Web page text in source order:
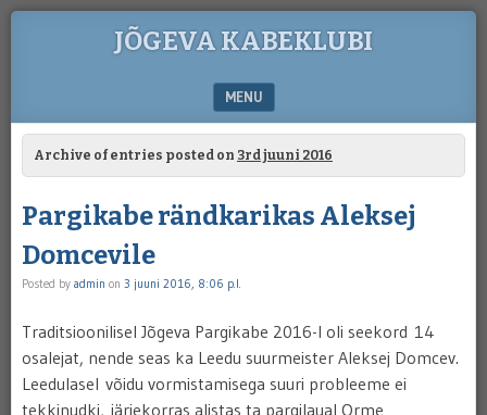
JÕGEVA KABEKLUBI
MENU
SKIP TO CONTENT
Archive of entries posted on 3rd juuni 2016
Pargikabe rändkarikas Aleksej
Domcevile
Posted by admin on 3 juuni 2016, 8:06 p.l.
Traditsioonilisel Jõgeva Pargikabe 2016-l oli seekord 14
osalejat, nende seas ka Leedu suurmeister Aleksej Domcev.
Leedulasel võidu vormistamisega suuri probleeme ei
tekkinudki, järjekorras alistas ta pargilaual Orme